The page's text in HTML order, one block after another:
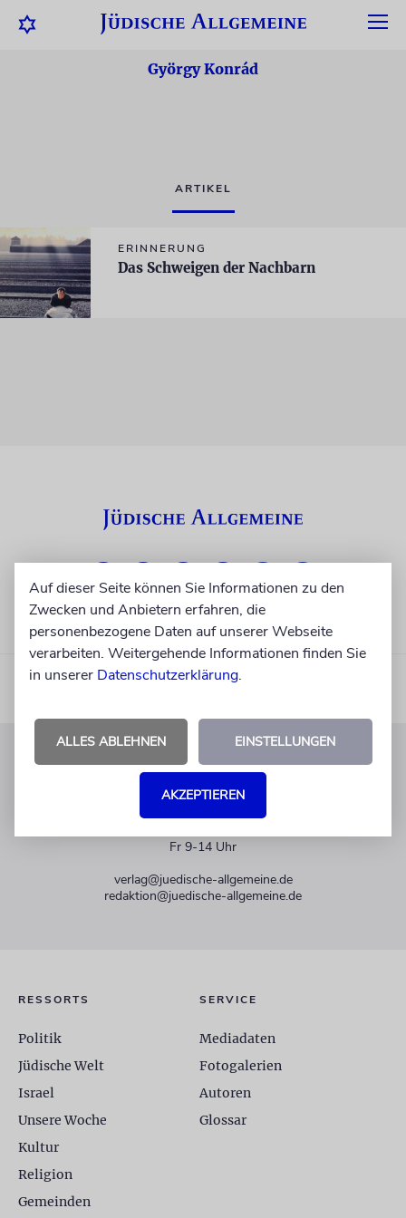
György Konrád
ARTIKEL
ERINNERUNG
Das Schweigen der Nachbarn
KUNDENSERVICE
Fr 9-14 Uhr
verlag@juedische-allgemeine.de
redaktion@juedische-allgemeine.de
RESSORTS
Politik
Jüdische Welt
Israel
Unsere Woche
Kultur
Religion
Gemeinden
SERVICE
Mediadaten
Fotogalerien
Autoren
Glossar
Auf dieser Seite können Sie Informationen zu den
Zwecken und Anbietern erfahren, die
personenbezogene Daten auf unserer Webseite
verarbeiten. Weitergehende Informationen finden Sie
in unserer Datenschutzerklärung.
ALLES ABLEHNEN EINSTELLUNGEN
AKZEPTIEREN